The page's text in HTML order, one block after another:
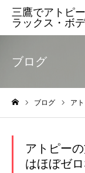
三鷹でアトピ
ラックス・ボ
ブログ
ブログ ア
アトピー
はほぼゼ